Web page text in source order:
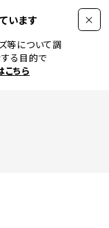
います
等について調
る目的で
こちら